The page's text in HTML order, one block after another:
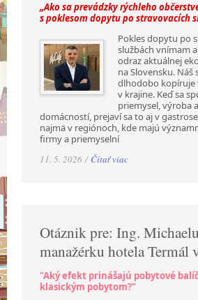
„Ako sa prevádzky rýchleho
s poklesom dopytu po stravovacích
Pokles dopytu po
službách vnímam
odraz aktuálnej
na Slovensku. Náš
dlhodobo
v krajine. Keď sa
priemysel, výroba
domácností, prejaví sa to aj v
najmä v regiónoch, kde majú
firmy a priemyselní
11. 5. 2026 / Čítať viac
Otáznik pre: Ing.
manažérku hotela Termál
"Aký efekt prinášajú pobytové
klasickým pobytom?"